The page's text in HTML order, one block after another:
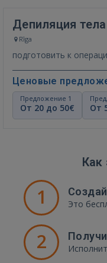
Депиляция тела
Rīga
подготовить к
Ценовые
Предложение 1
От 20 до 50€ От
Как
1 Это
2